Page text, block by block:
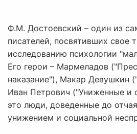
Ф.М. Достоевский – один из
писателей, посвятивших свое
исследованию психологии
Его герои – Мармеладов
наказание"), Макар Девушкин
Иван Петрович ("Униженные и
это люди, доведенные до
унижением и социальной